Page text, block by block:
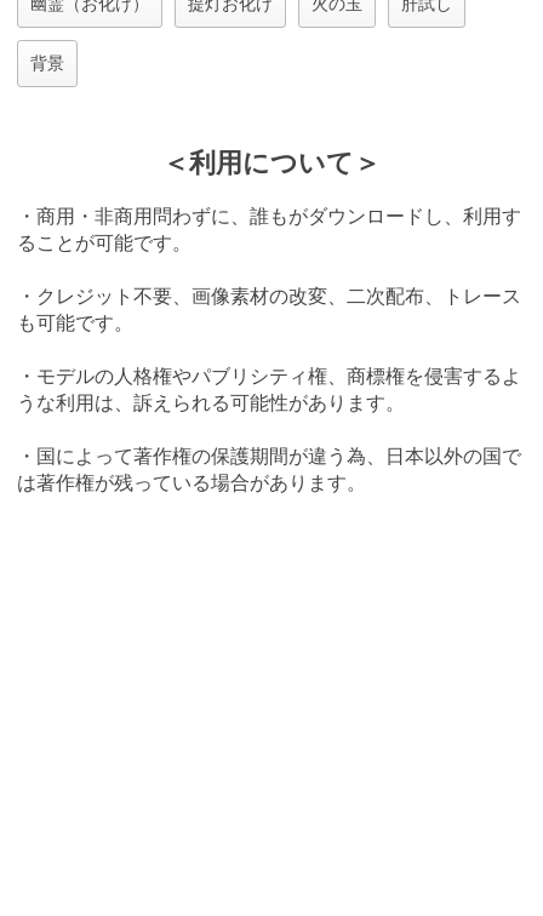
背景
＜利用について＞
・商用・非商用問わずに、誰もがダウンロードし、利用す
ることが可能です。
・クレジット不要、画像素材の改変、二次配布、トレース
も可能です。
・モデルの人格権やパブリシティ権、商標権を侵害するよ
うな利用は、訴えられる可能性があります。
・国によって著作権の保護期間が違う為、日本以外の国で
は著作権が残っている場合があります。